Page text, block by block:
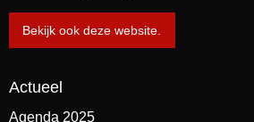
Bekijk ook deze website.
Actueel
Agenda 2025